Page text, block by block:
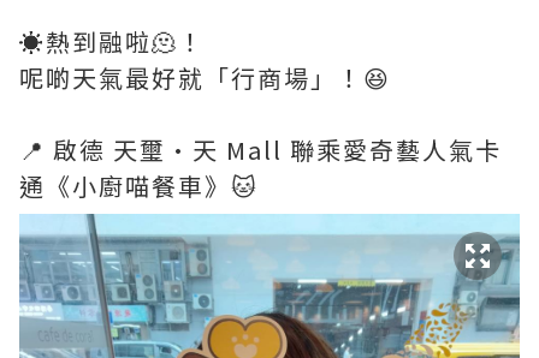
☀️熱到融啦🫠！
呢啲天氣最好就「行商場」！😆
📍 啟德 天璽·天 Mall 聯乘愛奇藝人氣卡
通《小廚喵餐車》🐱